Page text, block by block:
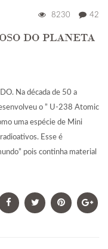
8230 42
DO PLANETA
Na década de 50 a
o ” U-238 Atomic
uma espécie de Mini
Esse é
pois continha material